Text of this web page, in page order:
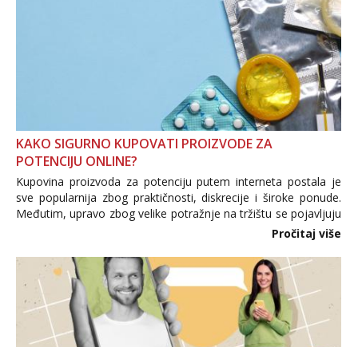
KAKO SIGURNO KUPOVATI PROIZVODE ZA
POTENCIJU ONLINE?
Kupovina proizvoda za potenciju putem interneta postala je
sve popularnija zbog praktičnosti, diskrecije i široke ponude.
Međutim, upravo zbog velike potražnje na tržištu se pojavljuju
i brojni krivotvoreni proizvodi, nepouzdane internetske
Pročitaj više